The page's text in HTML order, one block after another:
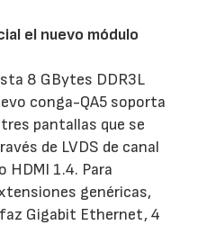
el nuevo módulo
8 GBytes DDR3L
conga-QA5 soporta
pantallas que se
de LVDS de canal
HDMI 1.4. Para
genéricas,
Gigabit Ethernet, 4